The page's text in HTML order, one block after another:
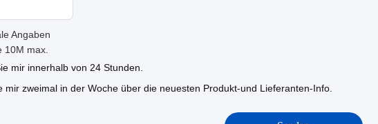
Angaben
10M max.
mir innerhalb von 24 Stunden.
mir zweimal in der Woche über die neuesten Produkt-und Lieferanten-Info.